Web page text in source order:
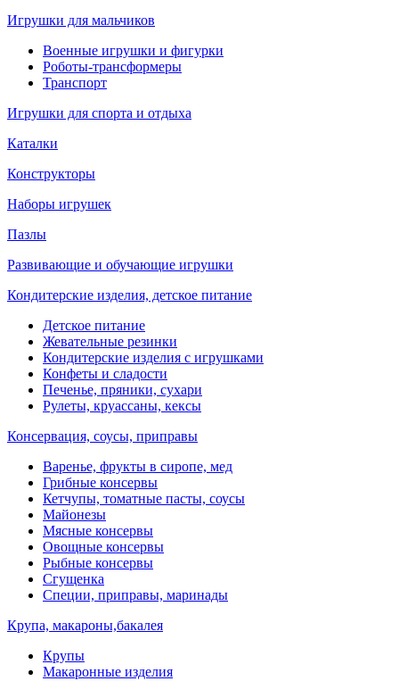
Игрушки для мальчиков
Военные игрушки и фигурки
Роботы-трансформеры
Транспорт
Игрушки для спорта и отдыха
Каталки
Конструкторы
Наборы игрушек
Пазлы
Развивающие и обучающие игрушки
Кондитерские изделия, детское питание
Детское питание
Жевательные резинки
Кондитерские изделия с игрушками
Конфеты и сладости
Печенье, пряники, сухари
Рулеты, круассаны, кексы
Консервация, соусы, приправы
Варенье, фрукты в сиропе, мед
Грибные консервы
Кетчупы, томатные пасты, соусы
Майонезы
Мясные консервы
Овощные консервы
Рыбные консервы
Сгущенка
Специи, приправы, маринады
Крупа, макароны,бакалея
Крупы
Макаронные изделия